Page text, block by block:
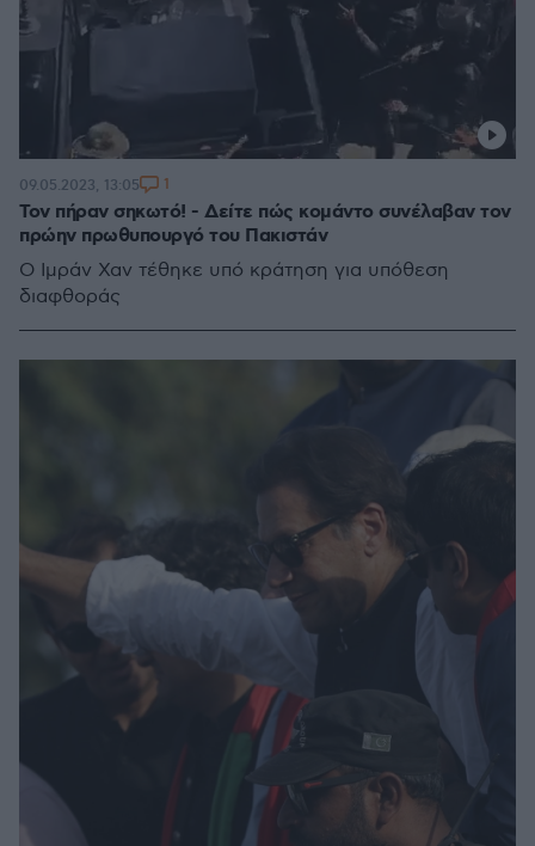
Τον πήραν σηκωτό! - Δείτε πώς κομάντο συνέλαβαν τον
πρώην πρωθυπουργό του Πακιστάν
Ο Ιμράν Χαν τέθηκε υπό κράτηση για υπόθεση
διαφθοράς
09.05.2023, 13:05 1